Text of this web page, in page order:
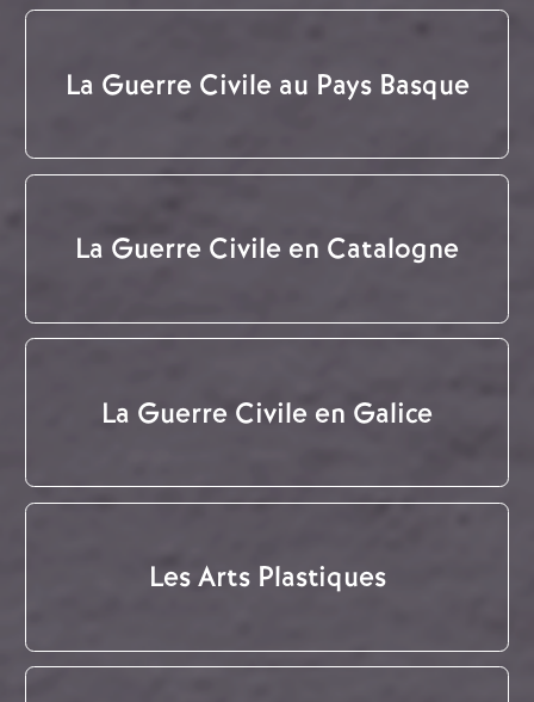
La Guerre Civile au Pays Basque
La Guerre Civile en Catalogne
La Guerre Civile en Galice
Les Arts Plastiques